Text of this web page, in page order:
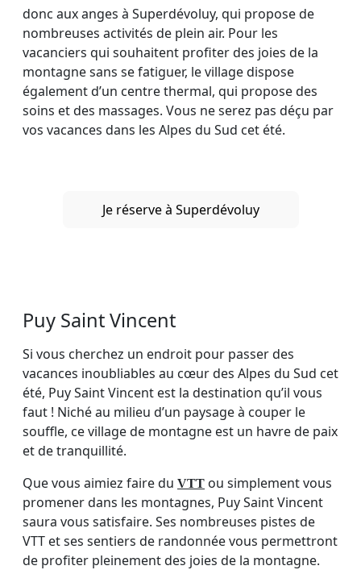
donc aux anges à Superdévoluy, qui propose de
nombreuses activités de plein air. Pour les
vacanciers qui souhaitent profiter des joies de la
montagne sans se fatiguer, le village dispose
également d’un centre thermal, qui propose des
soins et des massages. Vous ne serez pas déçu par
vos vacances dans les Alpes du Sud cet été.
Je réserve à Superdévoluy
Puy Saint Vincent
Si vous cherchez un endroit pour passer des
vacances inoubliables au cœur des Alpes du Sud cet
été, Puy Saint Vincent est la destination qu’il vous
faut ! Niché au milieu d’un paysage à couper le
souffle, ce village de montagne est un havre de paix
et de tranquillité.
Que vous aimiez faire du VTT ou simplement vous
promener dans les montagnes, Puy Saint Vincent
saura vous satisfaire. Ses nombreuses pistes de
VTT et ses sentiers de randonnée vous permettront
de profiter pleinement des joies de la montagne.